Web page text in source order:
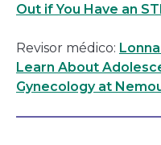
Out if You Have an
Revisor médico:
Learn About
Gynecology at